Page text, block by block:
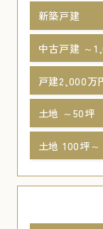
新築戸建
中古戸建 ～
戸建2,000万
土地 ～50坪
土地 100坪～